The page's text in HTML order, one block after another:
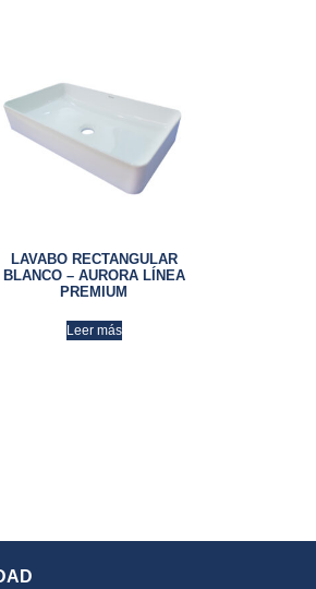
LAVABO RECTANGULAR
BLANCO – AURORA LÍNEA
PREMIUM
Leer más